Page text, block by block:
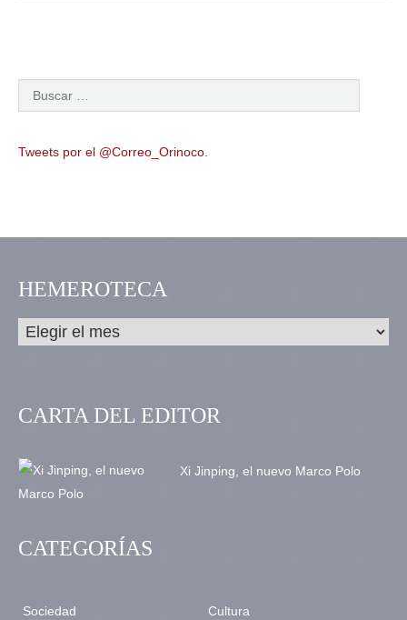
Tweets por el @Correo_Orinoco.
HEMEROTECA
CARTA DEL EDITOR
Xi Jinping, el nuevo Marco Polo
CATEGORÍAS
Sociedad Cultura